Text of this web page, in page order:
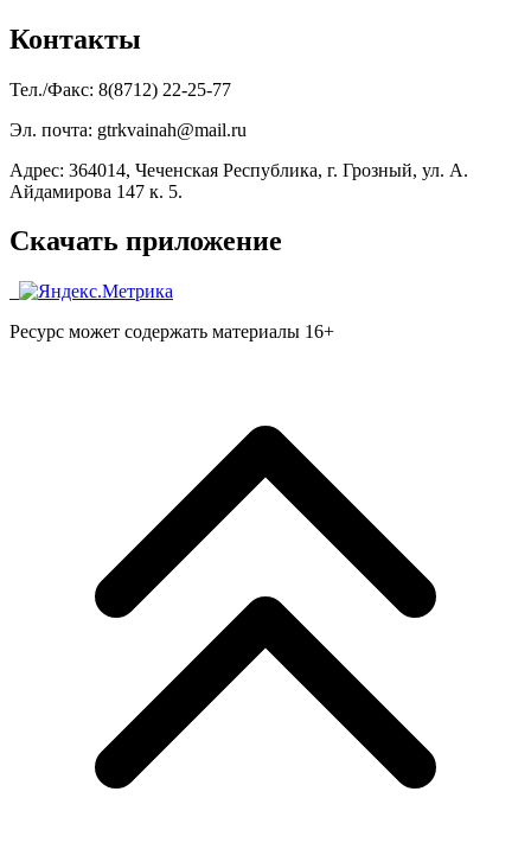
Контакты
Тел./Факс: 8(8712) 22-25-77
Эл. почта: gtrkvainah@mail.ru
Адрес: 364014, Чеченская Республика, г. Грозный, ул. А.
Айдамирова 147 к. 5.
Скачать приложение
Ресурс может содержать материалы 16+